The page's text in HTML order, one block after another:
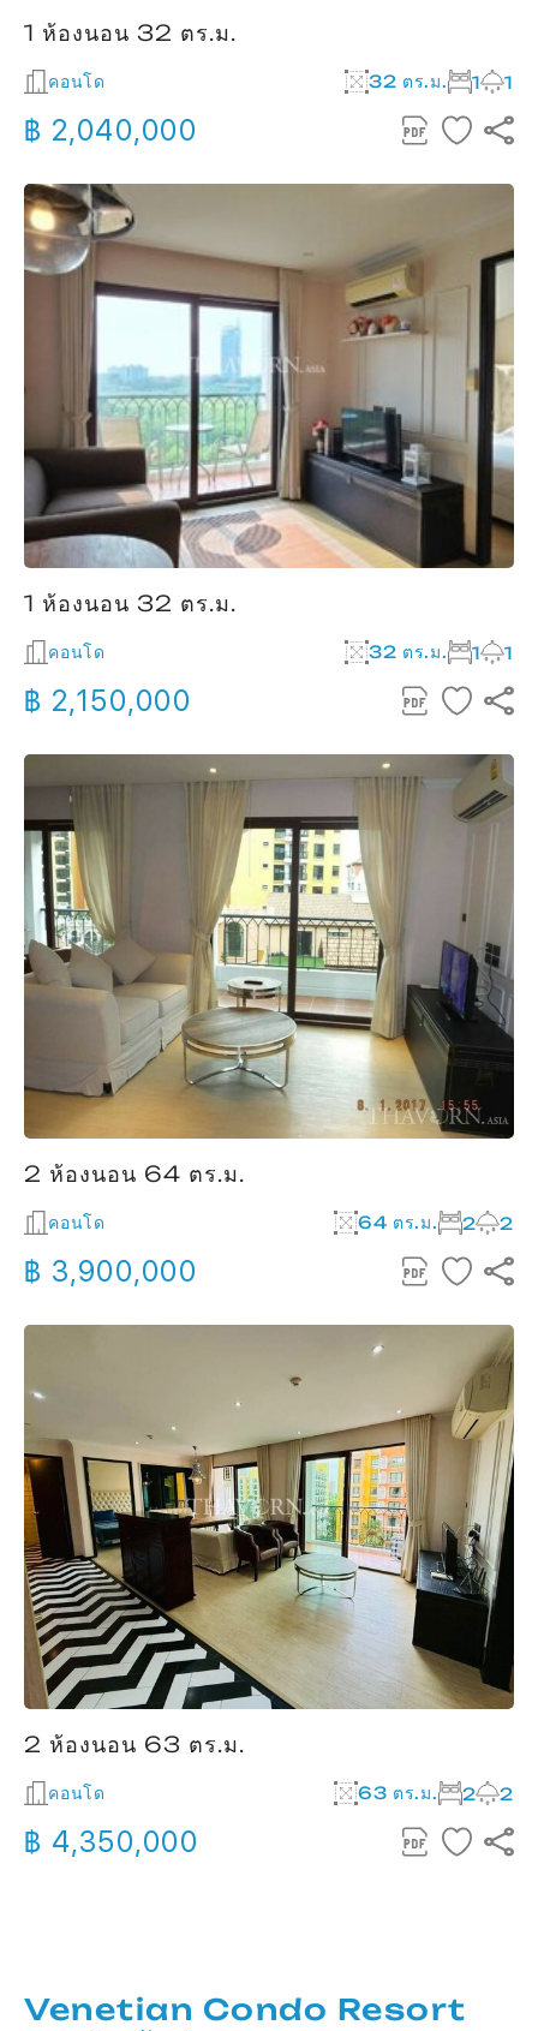
1 ห้องนอน 32 ตร.ม.
คอนโด 32 ตร.ม. 1 1
฿ 2,040,000
1 ห้องนอน 32 ตร.ม.
คอนโด 32 ตร.ม. 1 1
฿ 2,150,000
2 ห้องนอน 64 ตร.ม.
คอนโด 64 ตร.ม. 2 2
฿ 3,900,000
2 ห้องนอน 63 ตร.ม.
คอนโด 63 ตร.ม. 2 2
฿ 4,350,000
Venetian Condo Resort